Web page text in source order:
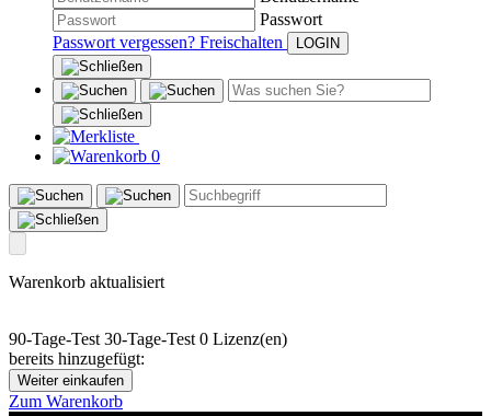
Passwort
Passwort vergessen? Freischalten
0
Warenkorb aktualisiert
90-Tage-Test 30-Tage-Test 0 Lizenz(en)
bereits hinzugefügt:
Weiter einkaufen
Zum Warenkorb